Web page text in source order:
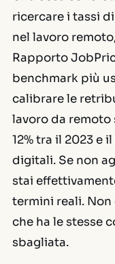
ricercare i tassi
nel lavoro
Rapporto
benchmark più
calibrare le
lavoro da
12% tra il 2023 e
digitali. Se non
stai
termini reali. Non
che ha le stesse
sbagliata.